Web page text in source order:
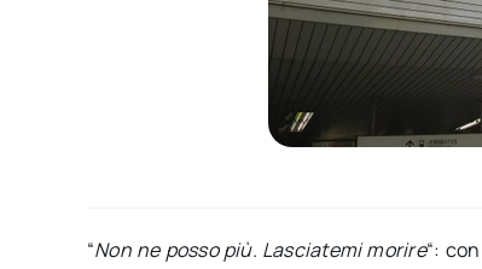
“Non ne posso più. Lasciatemi morire“: